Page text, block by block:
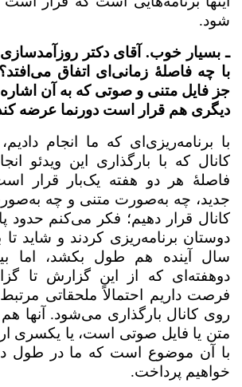
شود.
ـ بسیار خوب. آقای دکتر
با چه فاصلۀ زمانی‌ای اتفاق می‌افتد؟
جز فایل متنی و صوتی که به آن
دیگری هم قرار است دورنما عرضه
با برنامه‌ریزی‌ای که ما انجام
کانال که با بارگذاری این ویدئو
فاصلۀ هر دو هفته یک‌بار قرار
جدید، چه به‌صورت متنی و چه
کانال قرار دهیم؛ فکر می‌کنم حدود
دوستان برنامه‌ریزی کردند و شاید تا
سال آینده هم طول بکشد، اما
دوهفته‌ای که از این گزارش تا
فرصت داریم احتمالاً ملحقاتی
روی کانال بارگذاری می‌شود. آنها
متن یا فایل صوتی است، یا یکسری
با آن موضوع است که ما در طول دو
خواهیم پرداخت.